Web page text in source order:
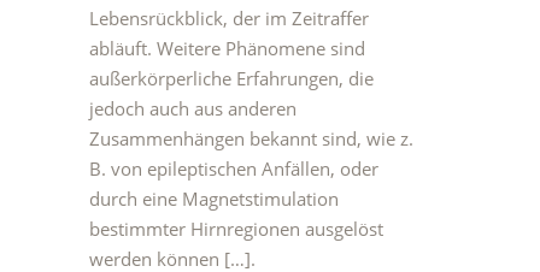
Lebensrückblick, der im Zeitraffer
abläuft. Weitere Phänomene sind
außerkörperliche Erfahrungen, die
jedoch auch aus anderen
Zusammenhängen bekannt sind, wie z.
B. von epileptischen Anfällen, oder
durch eine Magnetstimulation
bestimmter Hirnregionen ausgelöst
werden können […].